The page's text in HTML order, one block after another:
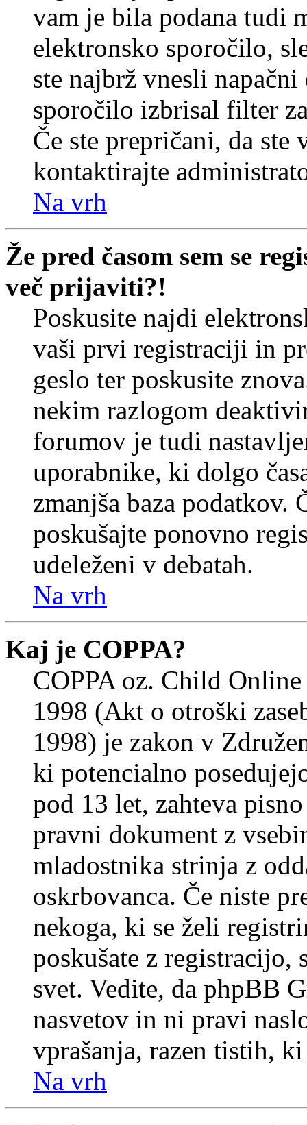
vam je bila podana tudi
elektronsko sporočilo,
ste najbrž vnesli
sporočilo izbrisal filter
Če ste prepričani, da
kontaktirajte
Na vrh
Že pred časom sem se
več prijaviti?!
Poskusite najdi
vaši prvi registraciji in
geslo ter poskusite
nekim razlogom
forumov je tudi
uporabnike, ki dolgo
zmanjša baza podatkov.
poskušajte ponovno
udeleženi v debatah.
Na vrh
Kaj je COPPA?
COPPA oz. Child
1998 (Akt o otroški
1998) je zakon v
ki potencialno
pod 13 let, zahteva
pravni dokument z
mladostnika strinja z
oskrbovanca. Če niste
nekoga, ki se želi
poskušate z registracijo,
svet. Vedite, da phpBB
nasvetov in ni pravi
vprašanja, razen tistih,
Na vrh